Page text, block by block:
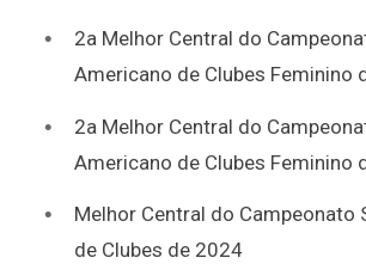
2a Melhor Central do
Americano de Clubes Feminino
2a Melhor Central do
Americano de Clubes Feminino
Melhor Central do Campeonato
de Clubes de 2024